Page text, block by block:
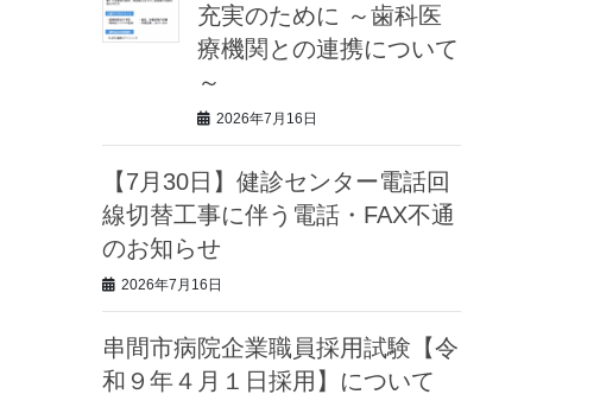
充実のために ～歯科医
療機関との連携について
～
2026年7月16日
【7月30日】健診センター電話回
線切替工事に伴う電話・FAX不通
のお知らせ
2026年7月16日
串間市病院企業職員採用試験【令
和９年４月１日採用】について